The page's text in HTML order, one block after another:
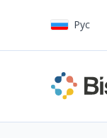
Рус